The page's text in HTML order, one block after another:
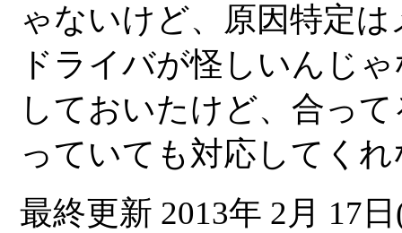
ゃないけど、原因特定
ドライバが怪しいんじ
しておいたけど、合っ
っていても対応してく
最終更新 2013年 2月 17